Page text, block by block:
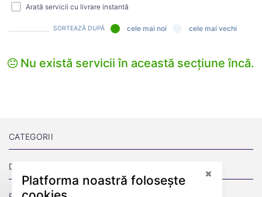
Arată servicii cu livrare instantă
SORTEAZĂ DUPĂ cele mai noi cele mai vechi
Nu există servicii în această secțiune încă.
CATEGORII
DESPRE
Platforma noastră folosește